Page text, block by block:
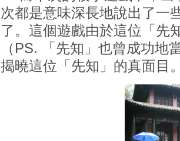
次都是意味深長地說出了一
了。這個遊戲由於這位「先
（PS. 「先知」也曾成功地
揭曉這位「先知」的真面目